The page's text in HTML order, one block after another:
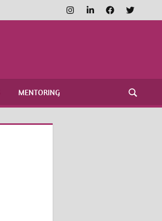
InstagramLinkedInFacebookTwitter
MENTORING